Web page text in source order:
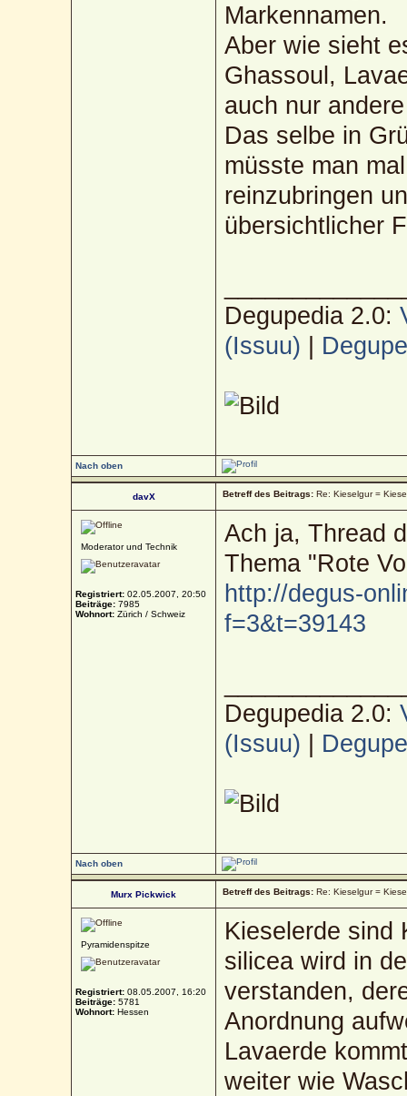
Markennamen.
Aber wie sieht
Ghassoul,
auch nur
Das selbe in
müsste man
reinzubringen
übersichtlicher
Degupedia 2.0:
(Issuu)
Nach oben
davX Betreff des Beitrags: Re: Kieselgur =
Moderator und Technik
Registriert: 02.05.2007, 20:50
Beiträge: 7985
Wohnort: Zürich / Schweiz
Ach ja, Thread
Thema "Rote
http://degus-
f=3&t=39143
Degupedia 2.0:
(Issuu)
Nach oben
Murx Pickwick Betreff des Beitrags: Re: Kieselgur =
Pyramidenspitze
Registriert: 08.05.2007, 16:20
Beiträge: 5781
Wohnort: Hessen
Kieselerde sind
silicea wird in
verstanden,
Anordnung
Lavaerde
weiter wie